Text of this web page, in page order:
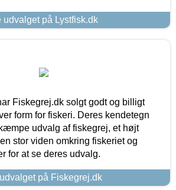
udvalget på Lystfisk.dk
Fiskegrej.dk solgt godt og billigt
form for fiskeri. Deres kendetegn
udvalg af fiskegrej, et højt
stor viden omkring fiskeriet og
for at se deres udvalg.
på Fiskegrej.dk